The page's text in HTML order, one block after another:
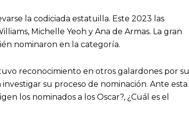
la codiciada estatuilla. Este 2023 las
Michelle Yeoh y Ana de Armas. La gran
nominaron en la categoría.
reconocimiento en otros galardones por su
su proceso de nominación. Ante esta
los nominados a los Oscar?, ¿Cuál es el